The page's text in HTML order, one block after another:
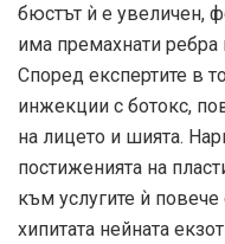
бюстът ѝ е увеличен,
има премахнати ребра
Според експертите в
инжекции с ботокс,
на лицето и шията.
постиженията на
към услугите ѝ повече
хипитата нейната